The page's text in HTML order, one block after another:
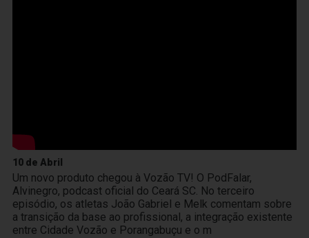
10 de Abril
Um novo produto chegou à Vozão TV! O PodFalar,
Alvinegro, podcast oficial do Ceará SC. No terceiro
episódio, os atletas João Gabriel e Melk comentam sobre
a transição da base ao profissional, a integração existente
entre Cidade Vozão e Porangabuçu e o m